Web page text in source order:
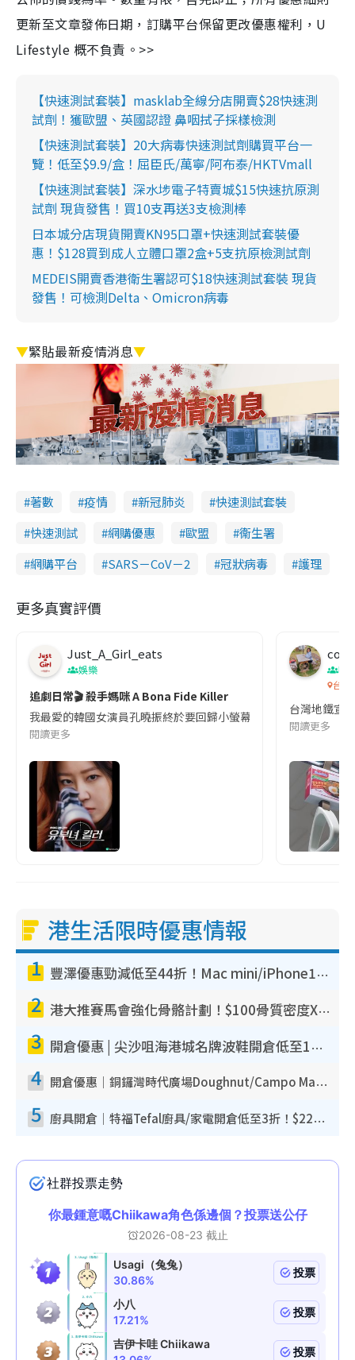
更新至文章發佈日期，訂購平台保留更改優惠權利，U
Lifestyle 概不負責。>>
【快速測試套裝】masklab全線分店開賣$28快速測
試劑！獲歐盟、英國認證 鼻咽拭子採樣檢測
【快速測試套裝】20大病毒快速測試劑購買平台一
覽！低至$9.9/盒！屈臣氏/萬寧/阿布泰/HKTVmall
【快速測試套裝】深水埗電子特賣城$15快速抗原測
試劑 現貨發售！買10支再送3支檢測棒
日本城分店現貨開賣KN95口罩+快速測試套裝優
惠！$128買到成人立體口罩2盒+5支抗原檢測試劑
MEDEIS開賣香港衛生署認可$18快速測試套裝 現貨
發售！可檢測Delta、Omicron病毒
▼緊貼最新疫情消息▼
著數 疫情 新冠肺炎
快速測試套裝
快速測試
網購優惠 歐盟
衞生署
網購平台
SARS－CoV－2 冠狀病毒 護理
更多真實評價
Just_A_Girl_eats
娛樂
追劇日常🎬 殺手媽咪 A Bona Fide Killer
我最愛的韓國女演員孔曉振終於要回歸小螢幕啦!這次的劇本改編
閱讀更多
co
吹
台灣
台灣地鐵宣
閱讀更多
港生活限時優惠情報
1 豐澤優惠勁減低至44折！Mac mini/iPhone17Pro大減價！廚房家電$220起
2 港大推賽馬會強化骨骼計劃！$100骨質密度X光檢查 完成免費運動訓練送超市禮券！附參加資格
3 開倉優惠 | 尖沙咀海港城名牌波鞋開倉低至1折！On鞋$899起／Joy&Peace鞋履$98起
4 開倉優惠｜銅鑼灣時代廣場Doughnut/Campo Marzio開倉低至1折！背囊、書包、手袋劈價$200起
5 廚具開倉｜特福Tefal廚具/家電開倉低至3折！$220起買平底鍋/炒鑊/湯煲！電飯煲/吸塵機/燙斗$418起